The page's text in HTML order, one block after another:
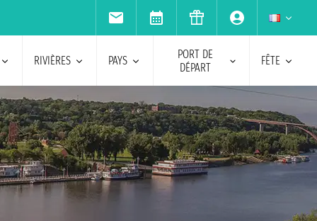
RIVIÈRES PAYS
PORT DE
DÉPART
FÊTE